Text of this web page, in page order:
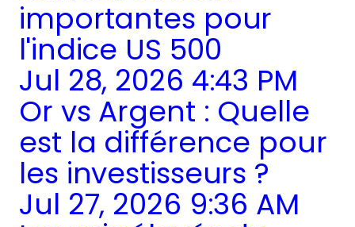
importantes pour
l'indice US 500
Jul 28, 2026 4:43 PM
Or vs Argent : Quelle
est la différence pour
les investisseurs ?
Jul 27, 2026 9:36 AM